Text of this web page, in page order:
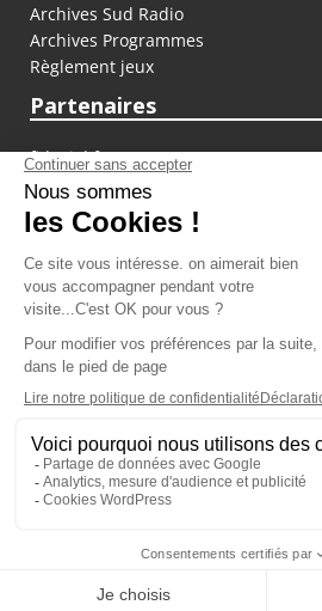
Archives Sud Radio
Archives Programmes
Règlement jeux
Partenaires
fiducial.fr
lyoncapitale.fr
olympique-et-lyonnais.com
L'application Iphone /
Téléchargez
Les cookies
Gestion des cookies
Crédit photos : ©Sud Radio /
Jacques Pessis
Les clefs d'une vie